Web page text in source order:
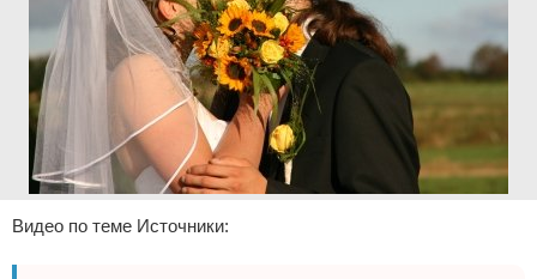
Видео по теме Источники: